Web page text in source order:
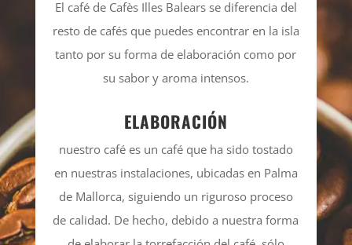
El café de Cafès Illes Balears se diferencia del
resto de cafés que puedes encontrar en la isla
tanto por su forma de elaboración como por
su sabor y aroma intensos.
ELABORACIÓN
nuestro café es un café que ha sido tostado
en nuestras instalaciones, ubicadas en Palma
de Mallorca, siguiendo un riguroso proceso
de calidad. De hecho, debido a nuestra forma